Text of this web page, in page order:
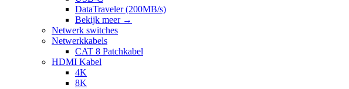
DataTraveler (200MB/s)
Bekijk meer →
Netwerk switches
Netwerkkabels
CAT 8 Patchkabel
HDMI Kabel
4K
8K